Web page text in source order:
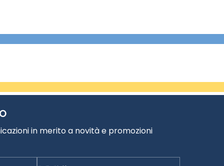
in merito a novità e promozioni